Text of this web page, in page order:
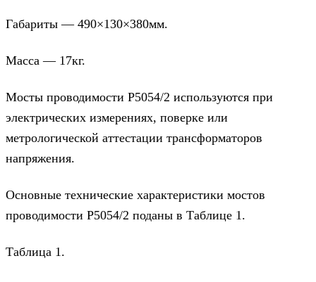
Габариты — 490×130×380мм.
Масса — 17кг.
Мосты проводимости Р5054/2 используются при
электрических измерениях, поверке или
метрологической аттестации трансформаторов
напряжения.
Основные технические характеристики мостов
проводимости Р5054/2 поданы в Таблице 1.
Таблица 1.